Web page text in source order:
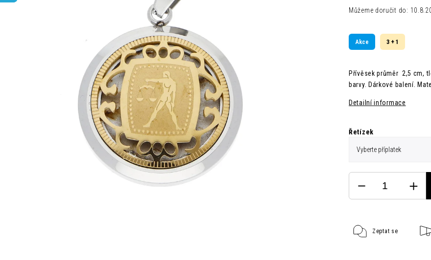
Akce 3 + 1
Přívěsek průměr 2,5 cm,
barvy. Dárkové balení.
Detailní informace
Řetízek
Můžeme doručit do:
Zeptat se